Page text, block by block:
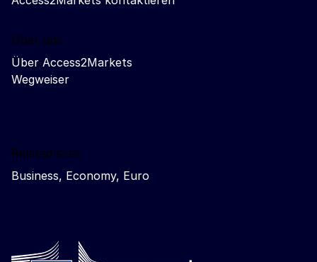
Über uns
Über Access2Markets
Wegweiser
Related sites
Business, Economy, Euro